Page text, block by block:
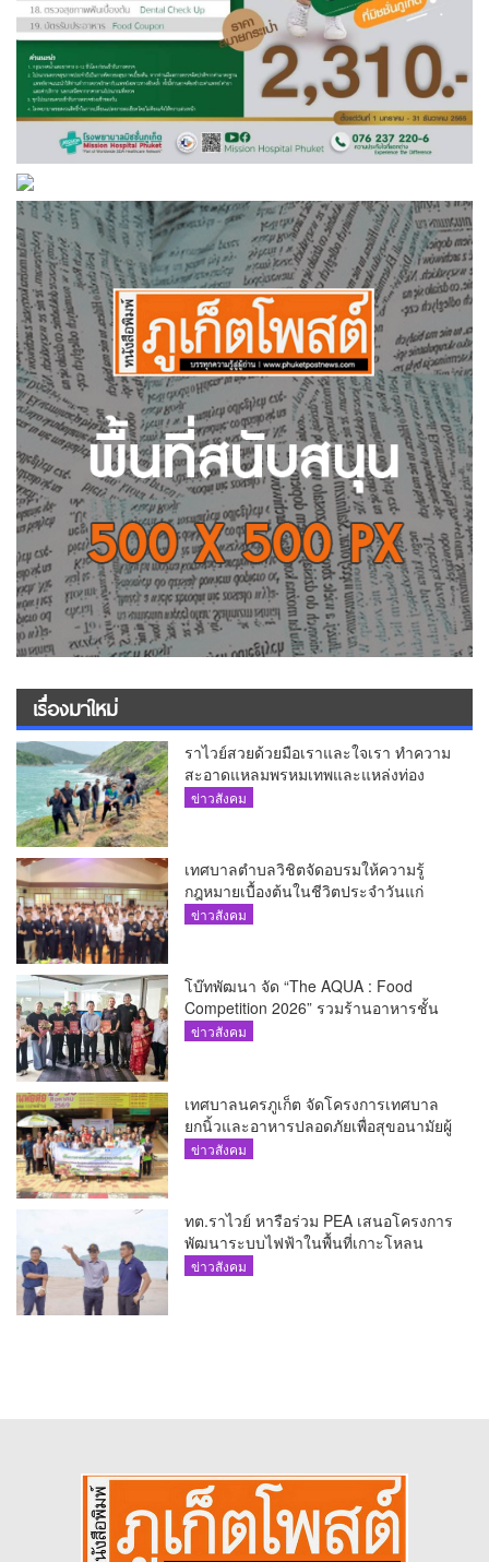
เรื่องมาใหม่
ราไวย์สวยด้วยมือเราและใจเรา ทำความ
สะอาดแหลมพรหมเทพและแหล่งท่อง
เที่ยว
ข่าวสังคม
เทศบาลตำบลวิชิตจัดอบรมให้ความรู้
กฎหมายเบื้องต้นในชีวิตประจำวันแก่
เยาวชน
ข่าวสังคม
โบ๊ทพัฒนา จัด “The AQUA : Food
Competition 2026” รวมร้านอาหารชั้น
นำของ The Shopps at The AQUA ชู
ข่าวสังคม
เทศบาลนครภูเก็ต จัดโครงการเทศบาล
ยกนิ้วและอาหารปลอดภัยเพื่อสุขอนามัยผู้
บริโภค
ข่าวสังคม
ทต.ราไวย์ หารือร่วม PEA เสนอโครงการ
พัฒนาระบบไฟฟ้าในพื้นที่เกาะโหลน
ข่าวสังคม